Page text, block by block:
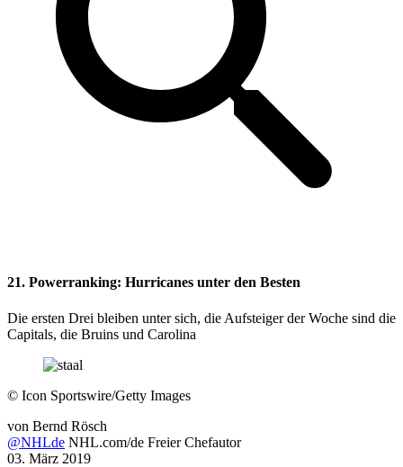
21. Powerranking: Hurricanes unter den Besten
Die ersten Drei bleiben unter sich, die Aufsteiger der Woche sind die
Capitals, die Bruins und Carolina
© Icon Sportswire/Getty Images
von Bernd Rösch
@NHLde NHL.com/de Freier Chefautor
03. März 2019